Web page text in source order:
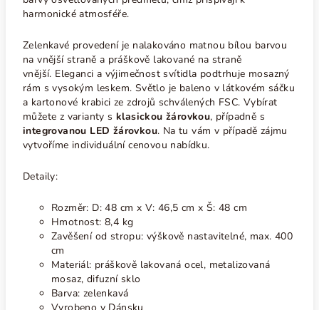
harmonické atmosféře.
Zelenkavé provedení je nalakováno matnou bílou barvou
na vnější straně a práškově lakované na straně
vnější. Eleganci a výjimečnost svítidla podtrhuje mosazný
rám s vysokým leskem. Světlo je baleno v látkovém sáčku
a kartonové krabici ze zdrojů schválených FSC. Vybírat
můžete z varianty s klasickou žárovkou, případně s
integrovanou LED žárovkou. Na tu vám v případě zájmu
vytvoříme individuální cenovou nabídku.
Detaily:
Rozměr: D: 48 cm x V: 46,5 cm x Š: 48 cm
Hmotnost: 8,4 kg
Zavěšení od stropu: výškově nastavitelné, max. 400
cm
Materiál: práškově lakovaná ocel, metalizovaná
mosaz, difuzní sklo
Barva: zelenkavá